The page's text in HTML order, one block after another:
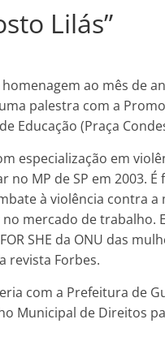
Lilás”
ao mês de
palestra com a
Educação (Praça
especialização em
no MP de SP em 2003.
à violência contra
mercado de trabalho.
SHE da ONU das
revista Forbes.
com a Prefeitura de
Municipal de Direitos